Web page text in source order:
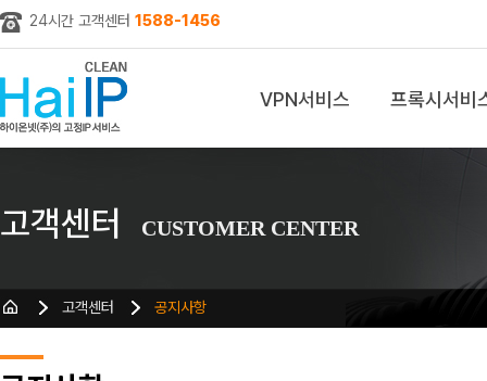
24시간 고객센터 1588-1456
VPN서비스 프록시서비
고객센터 CUSTOMER CENTER
고객센터 공지사항